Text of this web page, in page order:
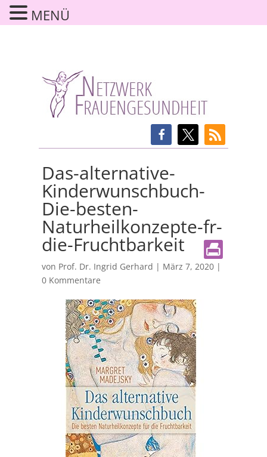
Das-alternative-
Kinderwunschbuch-
Die-besten-
Naturheilkonzepte-fr-
die-Fruchtbarkeit
von Prof. Dr. Ingrid Gerhard | März 7, 2020|
0 Kommentare
MENÜ